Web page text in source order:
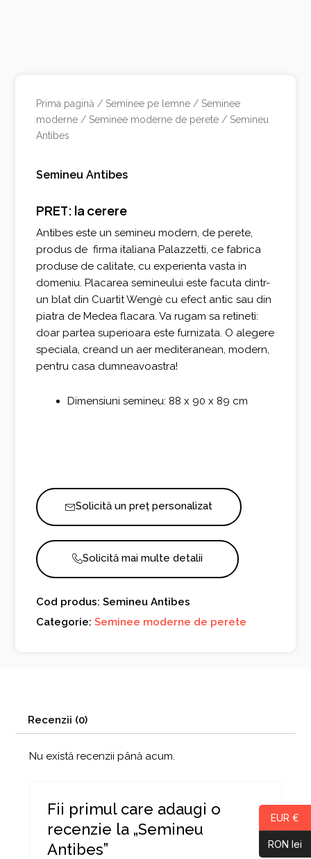
Prima pagină / Seminee pe lemne / Seminee
moderne / Seminee moderne de perete / Semineu
Antibes
Semineu Antibes
PRET: la cerere
Antibes este un semineu modern, de perete,
produs de firma italiana Palazzetti, ce fabrica
produse de calitate, cu experienta vasta in
domeniu. Placarea semineului este facuta dintr-
un blat din Cuartit Wengè cu efect antic sau din
piatra de Medea flacara. Va rugam sa retineti:
doar partea superioara este furnizata. O alegere
speciala, creand un aer mediteranean, modern,
pentru casa dumneavoastra!
Dimensiuni semineu: 88 x 90 x 89 cm
Solicită un preț personalizat
Solicită mai multe detalii
Cod produs: Semineu Antibes
Categorie:Seminee moderne de perete
Recenzii (0)
Nu există recenzii până acum.
Fii primul care adaugi o
recenzie la „Semineu
Antibes”
EUR €
RON lei